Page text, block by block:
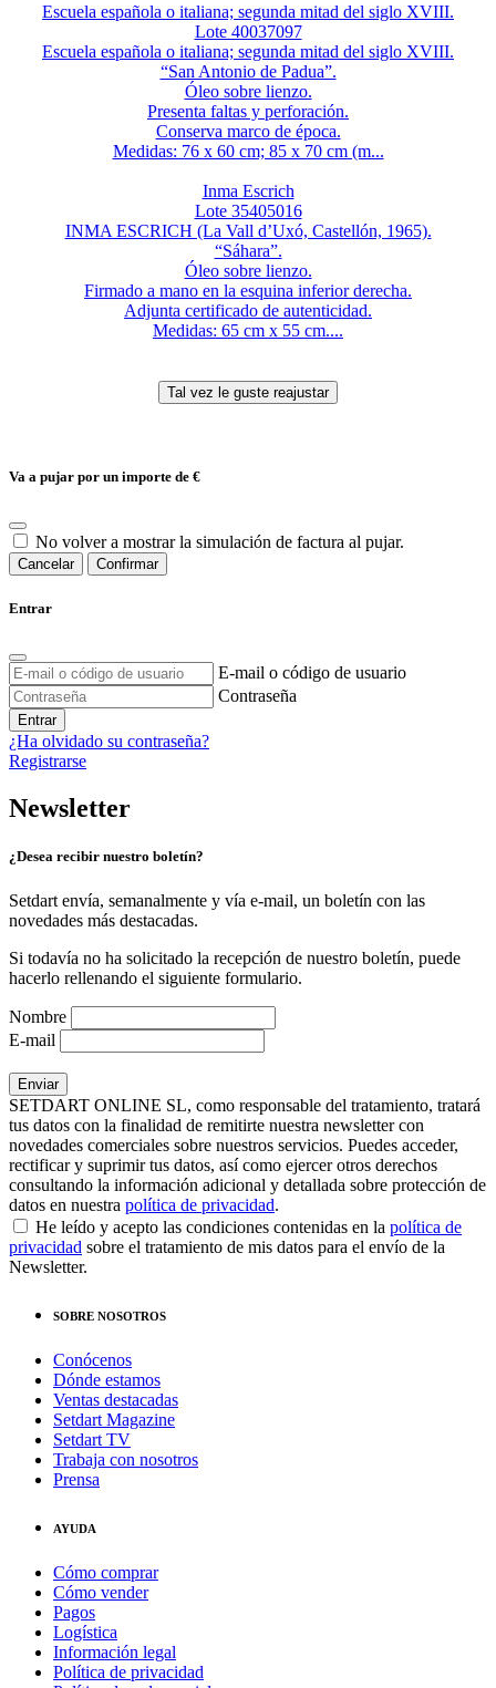
Escuela española o italiana; segunda mitad del siglo XVIII.
Lote 40037097
Escuela española o italiana; segunda mitad del siglo XVIII.
“San Antonio de Padua”.
Óleo sobre lienzo.
Presenta faltas y perforación.
Conserva marco de época.
Medidas: 76 x 60 cm; 85 x 70 cm (m...
Inma Escrich
Lote 35405016
INMA ESCRICH (La Vall d’Uxó, Castellón, 1965).
“Sáhara”.
Óleo sobre lienzo.
Firmado a mano en la esquina inferior derecha.
Adjunta certificado de autenticidad.
Medidas: 65 cm x 55 cm....
Va a pujar por un importe de €
No volver a mostrar la simulación de factura al pujar.
Cancelar Confirmar
Entrar
E-mail o código de usuario
Contraseña
Entrar
¿Ha olvidado su contraseña?
Registrarse
Newsletter
¿Desea recibir nuestro boletín?
Setdart envía, semanalmente y vía e-mail, un boletín con las
novedades más destacadas.
Si todavía no ha solicitado la recepción de nuestro boletín, puede
hacerlo rellenando el siguiente formulario.
Nombre
E-mail
SETDART ONLINE SL, como responsable del tratamiento, tratará
tus datos con la finalidad de remitirte nuestra newsletter con
novedades comerciales sobre nuestros servicios. Puedes acceder,
rectificar y suprimir tus datos, así como ejercer otros derechos
consultando la información adicional y detallada sobre protección de
datos en nuestra política de privacidad.
He leído y acepto las condiciones contenidas en la política de
privacidad sobre el tratamiento de mis datos para el envío de la
Newsletter.
SOBRE NOSOTROS
Conócenos
Dónde estamos
Ventas destacadas
Setdart Magazine
Setdart TV
Trabaja con nosotros
Prensa
AYUDA
Cómo comprar
Cómo vender
Pagos
Logística
Información legal
Política de privacidad